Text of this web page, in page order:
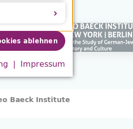
Baeck Institute
ablehnen
Impressum